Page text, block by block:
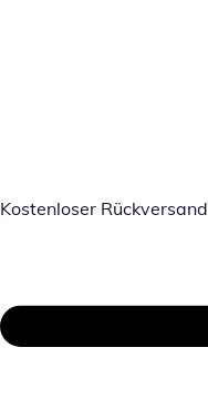
Kostenloser Rückversand